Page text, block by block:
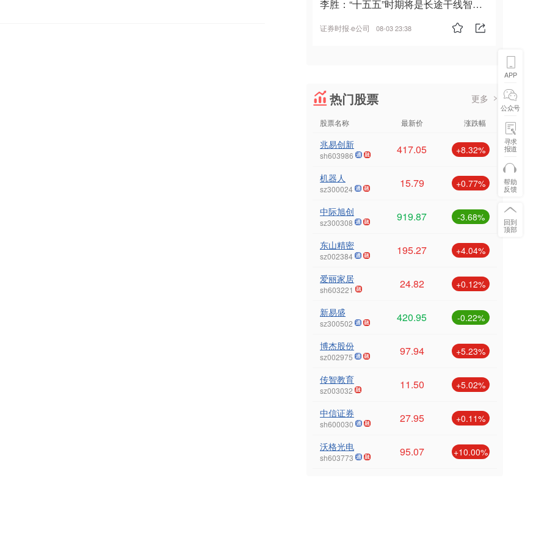
李胜：“十五五”时期将是长途干线智能
证券时报·e公司 08-03 23:38
热门股票 更多
股票名称 最新价 涨跌幅
兆易创新
sh603986 417.05 +8.32%
机器人
sz300024 15.79 +0.77%
中际旭创
sz300308 919.87 -3.68%
东山精密
sz002384 195.27 +4.04%
爱丽家居
sh603221 24.82 +0.12%
新易盛
sz300502 420.95 -0.22%
博杰股份
sz002975 97.94 +5.23%
传智教育
sz003032 11.50 +5.02%
中信证券
sh600030 27.95 +0.11%
沃格光电
sh603773 95.07 +10.00%
APP
公众号
寻求
报道
帮助
反馈
回到
顶部